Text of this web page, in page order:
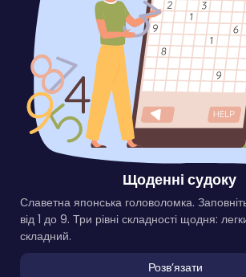
Щоденні судоку
Славетна японська головоломка.
від 1 до 9. Три рівні складності щодня:
складний.
Розвʼязати